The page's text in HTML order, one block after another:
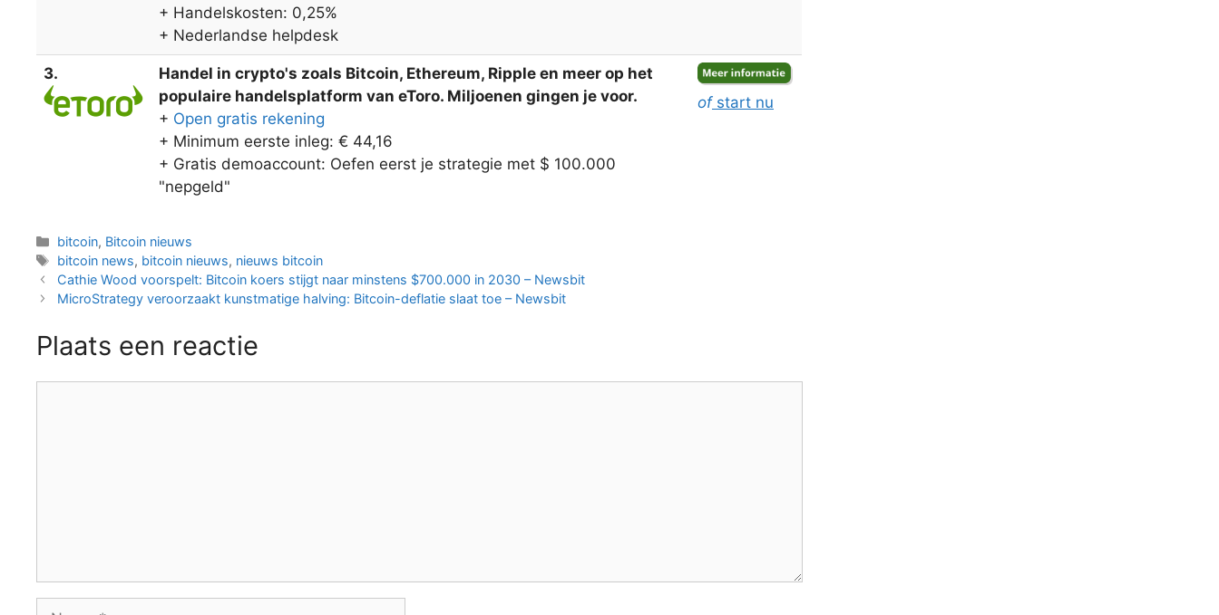
+ Handelskosten: 0,25%
+ Nederlandse helpdesk
3.
Handel in crypto's zoals Bitcoin, Ethereum, Ripple en meer op het
populaire handelsplatform van eToro. Miljoenen gingen je voor.
+ Open gratis rekening
+ Minimum eerste inleg: € 44,16
+ Gratis demoaccount: Oefen eerst je strategie met $ 100.000
"nepgeld"
ofstart nu
Categorieën
bitcoin, Bitcoin nieuws
Tags
bitcoin news, bitcoin nieuws, nieuws bitcoin
Berichtnavigatie
Cathie Wood voorspelt: Bitcoin koers stijgt naar minstens $700.000 in 2030 – Newsbit
MicroStrategy veroorzaakt kunstmatige halving: Bitcoin-deflatie slaat toe – Newsbit
Plaats een reactie
Naam